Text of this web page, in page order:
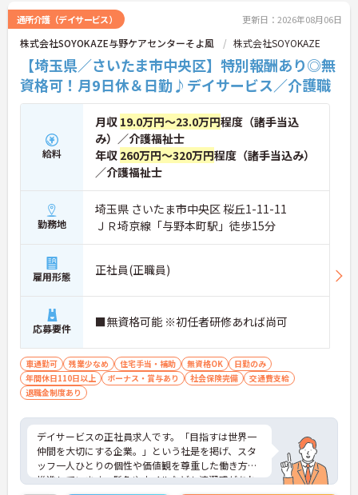
されており、プライベートの時間を大切にできる環
境です。定年65歳以降も再雇用制度により70歳まで
勤務可能であり、退職金制度も完備されているな
ど、長期的に安定したキャリアを築いていける職場
です。入社後はOJTによる丁寧なフォロー体制があ
り、資格取得支援制度も活用しながら更なるスキル
アップを目指せます。
★おすすめPOINT★
【賞与とは別に特別報酬が支給され、収入アップが
期待できます】
・日々の施設運営への貢献やチームワークが多角的
に評価されるため、目に見える形で還元されます。
・努力がダイレクトに評価へつながる制度により、
仕事へのモチベーションを高めながら働けます。
【チームでの情報共有が徹底されており、安心して
業務に取り組める体制です】
・毎朝スタッフ全員でミーティングを行い、お客様
の体調や業務連絡を細やかに共有する仕組みがあり
もと、困った時もすぐにお互いをフォローし合えま
す。
【残業が少なく独自の休暇制度も完備され、長期的
に安定して働ける環境です】
・残業は少なく、年間17日のリフレッシュ休暇も取
得できることで、心身の疲労をしっかり回復できま
す。
・定年65歳以降も再雇用制度で70歳まで勤務可能で
あり、退職金制度も備わって無理なく長く続けられ
ます。
通所介護（デイサービス） 更新日：2026年08月06日
株式会社SOYOKAZE与野ケアセンターそよ風 株式会社SOYOKAZE
【埼玉県／さいたま市中央区】特別報酬あり◎無
資格可！月9日休＆日勤♪デイサービス／介護職
給料
月収 19.0万円～23.0万円程度（諸手当込
み）／介護福祉士
年収 260万円～320万円程度（諸手当込み）
／介護福祉士
勤務地
埼玉県 さいたま市中央区 桜丘1-11-11
ＪＲ埼京線「与野本町駅」徒歩15分
雇用形態 正社員(正職員)
応募要件 ■無資格可能 ※初任者研修あれば尚可
車通勤可 残業少なめ 住宅手当・補助 無資格OK
日勤のみ
年間休日110日以上
ボーナス・賞与あり 社会保険完備
交通費支給
退職金制度あり
デイサービスの正社員求人です。「目指すは世界一
仲間を大切にする企業。」という社是を掲げ、スタ
ッフ一人ひとりの個性や価値観を尊重した働き方を
推進しています。髪色やネイルなども清潔感があれ